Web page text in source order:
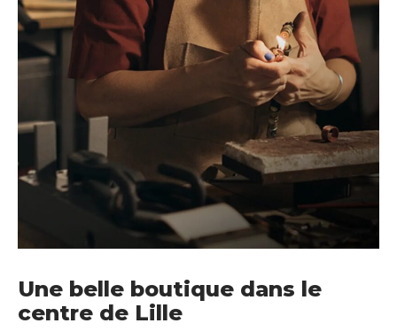
Une belle boutique dans le
centre de Lille